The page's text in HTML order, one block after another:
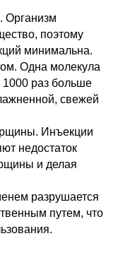
Организм
поэтому
минимальна.
Одна молекула
1000 раз больше
свежей
Инъекции
недостаток
и делая
разрушается
путем, что